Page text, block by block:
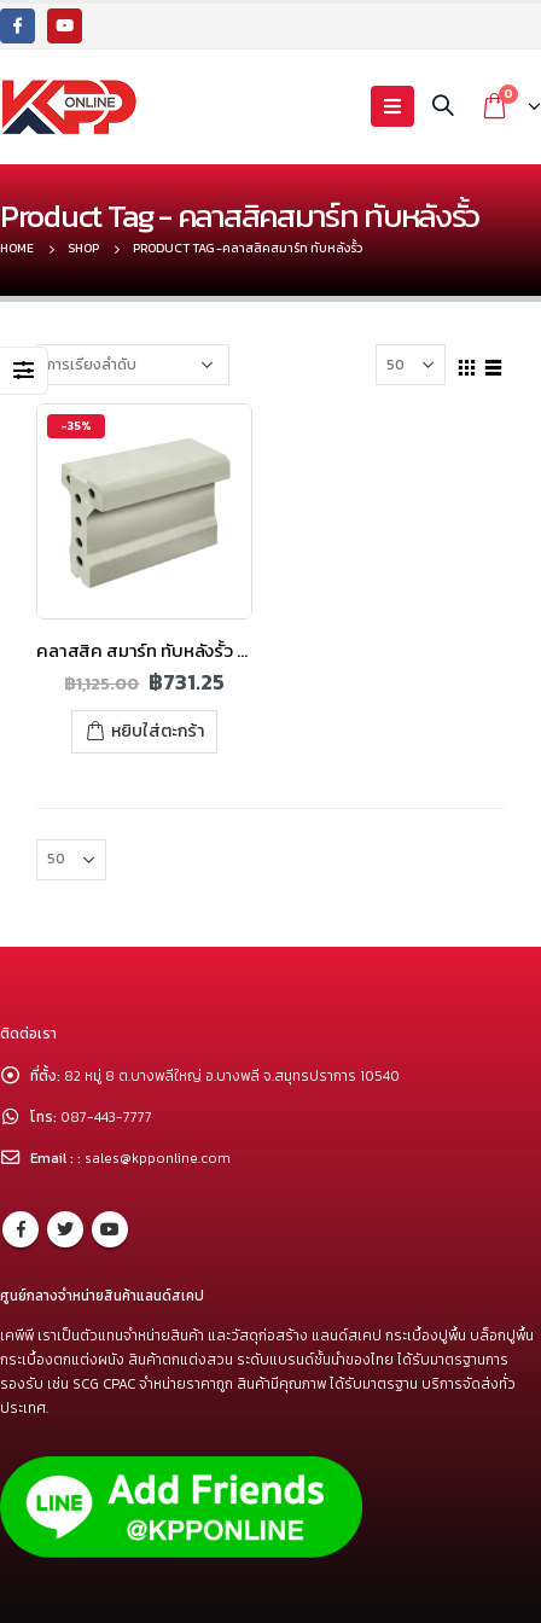
0
Product Tag - คลาสสิคสมาร์ท ทับหลังรั้ว
HOME SHOP PRODUCT TAG -คลาสสิคสมาร์ท ทับหลังรั้ว
-35%
คลาสสิค สมาร์ท ทับหลังรั้ว 0.25×0.15×2.92 ม.
฿1,125.00 ฿731.25
หยิบใส่ตะกร้า
ติดต่อเรา
ที่ตั้ง: 82 หมู่ 8 ต.บางพลีใหญ่ อ.บางพลี จ.สมุทรปราการ 10540
โทร: 087-443-7777
Email : : sales@kpponline.com
ศูนย์กลางจำหน่ายสินค้าแลนด์สเคป
เคพีพี เราเป็นตัวแทนจำหน่ายสินค้า และวัสดุก่อสร้าง แลนด์สเคป กระเบื้องปูพื้น บล็อกปูพื้น
กระเบื้องตกแต่งผนัง สินค้าตกแต่งสวน ระดับแบรนด์ชั้นนำของไทย ได้รับมาตรฐานการ
รองรับ เช่น SCG CPAC จำหน่ายราคาถูก สินค้ามีคุณภาพ ได้รับมาตรฐาน บริการจัดส่งทั่ว
ประเทศ.